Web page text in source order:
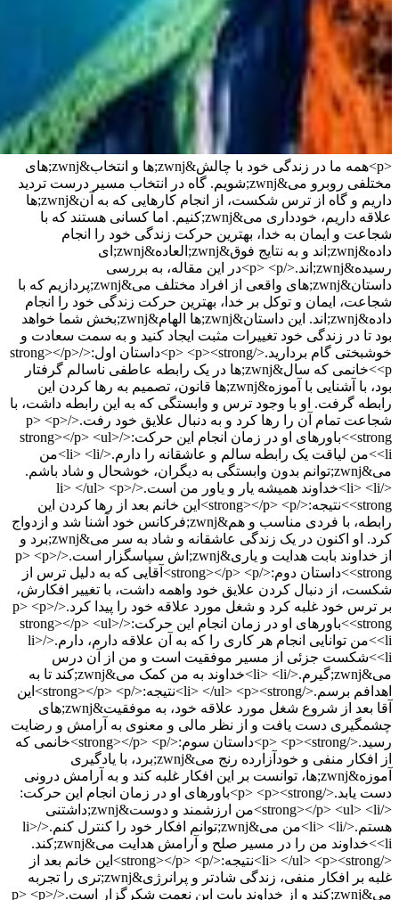
<p>همه ما در زندگی خود با چالش&zwnj;ها و انتخاب&zwnj;های
مختلفی روبرو می&zwnj;شویم. گاه در انتخاب مسیر درست تردید
داریم و گاه از ترس شکست، از انجام کارهایی که به آن&zwnj;ها
علاقه داریم، خودداری می&zwnj;کنیم. اما کسانی هستند که با
شجاعت و ایمان به خدا، بهترین حرکت زندگی خود را انجام
داده&zwnj;اند و به نتایج فوق&zwnj;العاده&zwnj;ای
رسیده&zwnj;اند.</p> <p>در این مقاله، به بررسی
داستان&zwnj;های واقعی از افراد مختلف می&zwnj;پردازیم که با
شجاعت، ایمان و توکل بر خدا، بهترین حرکت زندگی خود را انجام
داده&zwnj;اند. این داستان&zwnj;ها الهام&zwnj;بخش شما خواهد
بود تا در زندگی خود تغییرات مثبت ایجاد کنید و به سمت سعادت و
خوشبختی گام بردارید.</p> <p><strong>داستان اول:</strong></p>
<p>خانمی که سال&zwnj;ها در یک رابطه عاطفی ناسالم گرفتار
بود، با آشنایی با آموزه&zwnj;ها قانون، تصمیم به رها کردن این
رابطه گرفت. او با وجود ترس و وابستگی که به این رابطه داشت، با
شجاعت تمام آن را رها کرد و به دنبال علایق خود رفت.</p> <p>
<strong>باورهای او در زمان انجام این حرکت:</strong></p> <ul>
<li>من لیاقت یک رابطه سالم و عاشقانه را دارم.</li> <li>من
می&zwnj;توانم بدون وابستگی به دیگران، خوشحال و شاد باشم.
</li> <li>خداوند همیشه یار و یاور من است.</li> </ul> <p>
<strong>نتیجه:</strong></p> <p>این خانم بعد از رها کردن این
رابطه، با فردی مناسب و هم&zwnj;فرکانس خود آشنا شد و ازدواج
کرد. او اکنون در یک زندگی عاشقانه و شاد به سر می&zwnj;برد و
از خداوند بابت هدایت و یاری&zwnj;اش سپاسگزار است.</p> <p>
<strong>داستان دوم:</strong></p> <p>آقایی که به دلیل ترس از
شکست، از دنبال کردن علایق خود واهمه داشت، با تغییر افکارش،
بر ترس خود غلبه کرد و شغل مورد علاقه خود را پیدا کرد.</p> <p>
<strong>باورهای او در زمان انجام این حرکت:</strong></p> <ul>
<li>من توانایی انجام هر کاری را که به آن علاقه دارم، دارم.</li>
<li>شکست جزئی از مسیر موفقیت است و من از آن درس
می&zwnj;گیرم.</li> <li>خداوند به من کمک می&zwnj;کند تا به
اهدافم برسم.</li> </ul> <p><strong>نتیجه:</strong></p> <p>این
آقا بعد از شروع شغل مورد علاقه خود، به موفقیت&zwnj;های
چشمگیری دست یافت و از نظر مالی و معنوی به آرامش و رضایت
رسید.</p> <p><strong>داستان سوم:</strong></p> <p>خانمی که
از افکار منفی و خودآزارده رنج می&zwnj;برد، با یادگیری
آموزه&zwnj;ها، توانست بر این افکار غلبه کند و به آرامش درونی
دست یابد.</p> <p><strong>باورهای او در زمان انجام این حرکت:
</strong></p> <ul> <li>من ارزشمند و دوست&zwnj;داشتنی
هستم.</li> <li>من می&zwnj;توانم افکار خود را کنترل کنم.</li>
<li>خداوند من را در مسیر صلح و آرامش هدایت می&zwnj;کند.
</li> </ul> <p><strong>نتیجه:</strong></p> <p>این خانم بعد از
غلبه بر افکار منفی، زندگی شادتر و پرانرژی&zwnj;تری را تجربه
می&zwnj;کند و از خداوند بابت این نعمت شکرگزار است.</p> <p>